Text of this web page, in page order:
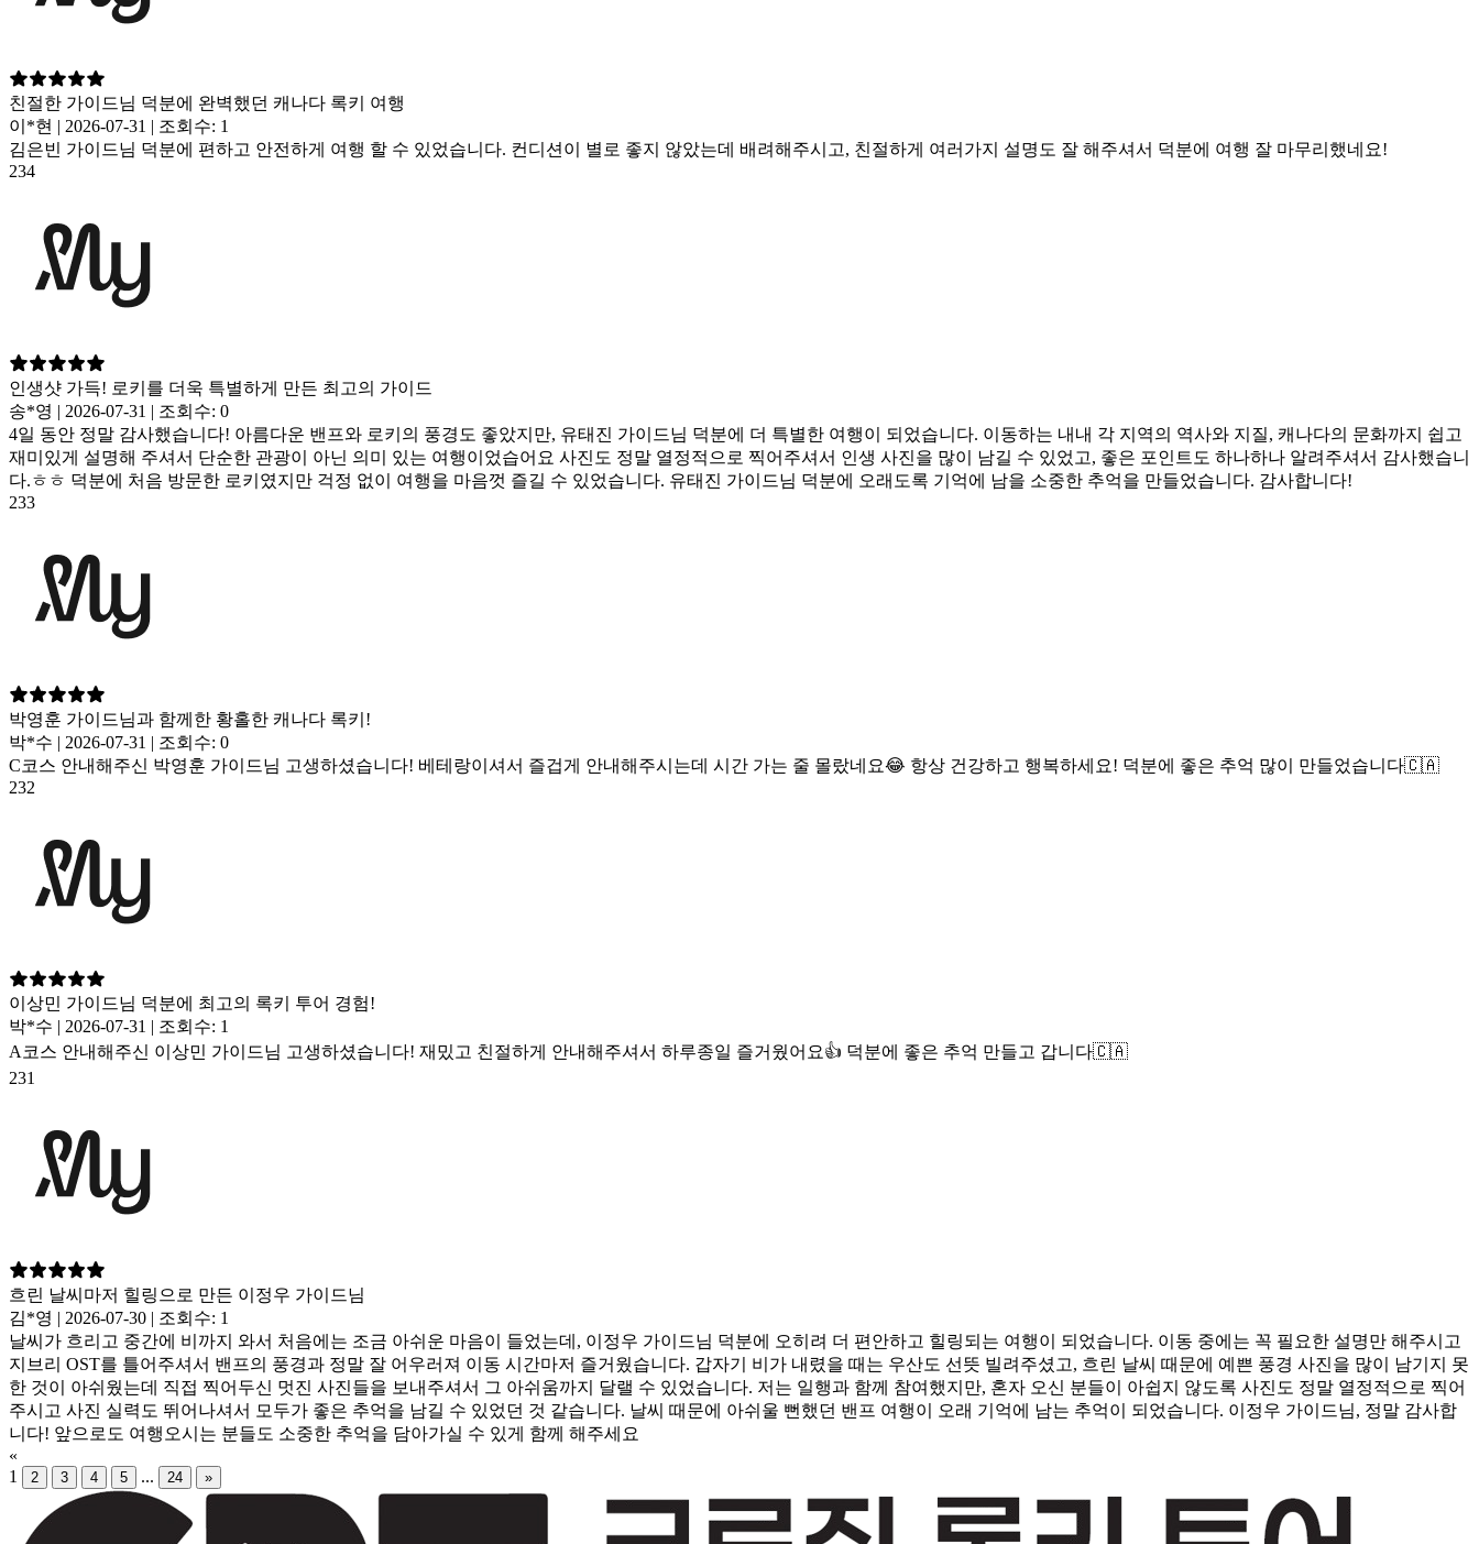
친절한 가이드님 덕분에 완벽했던 캐나다 록키 여행
이*현 | 2026-07-31 | 조회수: 1
김은빈 가이드님 덕분에 편하고 안전하게 여행 할 수 있었습니다. 컨디션이 별로 좋지 않았는데 배려해주시고, 친절하게 여러가지 설명도 잘 해주셔서 덕분에 여행 잘 마무리했네요!
234
인생샷 가득! 로키를 더욱 특별하게 만든 최고의 가이드
송*영 | 2026-07-31 | 조회수: 0
4일 동안 정말 감사했습니다! 아름다운 밴프와 로키의 풍경도 좋았지만, 유태진 가이드님 덕분에 더 특별한 여행이 되었습니다. 이동하는 내내 각 지역의 역사와 지질, 캐나다의 문화까지 쉽고
재미있게 설명해 주셔서 단순한 관광이 아닌 의미 있는 여행이었습어요 사진도 정말 열정적으로 찍어주셔서 인생 사진을 많이 남길 수 있었고, 좋은 포인트도 하나하나 알려주셔서 감사했습니
다.ㅎㅎ 덕분에 처음 방문한 로키였지만 걱정 없이 여행을 마음껏 즐길 수 있었습니다. 유태진 가이드님 덕분에 오래도록 기억에 남을 소중한 추억을 만들었습니다. 감사합니다!
233
박영훈 가이드님과 함께한 황홀한 캐나다 록키!
박*수 | 2026-07-31 | 조회수: 0
C코스 안내해주신 박영훈 가이드님 고생하셨습니다! 베테랑이셔서 즐겁게 안내해주시는데 시간 가는 줄 몰랐네요😂 항상 건강하고 행복하세요! 덕분에 좋은 추억 많이 만들었습니다🇨🇦
232
이상민 가이드님 덕분에 최고의 록키 투어 경험!
박*수 | 2026-07-31 | 조회수: 1
A코스 안내해주신 이상민 가이드님 고생하셨습니다! 재밌고 친절하게 안내해주셔서 하루종일 즐거웠어요👍 덕분에 좋은 추억 만들고 갑니다🇨🇦
231
흐린 날씨마저 힐링으로 만든 이정우 가이드님
김*영 | 2026-07-30 | 조회수: 1
날씨가 흐리고 중간에 비까지 와서 처음에는 조금 아쉬운 마음이 들었는데, 이정우 가이드님 덕분에 오히려 더 편안하고 힐링되는 여행이 되었습니다. 이동 중에는 꼭 필요한 설명만 해주시고
지브리 OST를 틀어주셔서 밴프의 풍경과 정말 잘 어우러져 이동 시간마저 즐거웠습니다. 갑자기 비가 내렸을 때는 우산도 선뜻 빌려주셨고, 흐린 날씨 때문에 예쁜 풍경 사진을 많이 남기지 못
한 것이 아쉬웠는데 직접 찍어두신 멋진 사진들을 보내주셔서 그 아쉬움까지 달랠 수 있었습니다. 저는 일행과 함께 참여했지만, 혼자 오신 분들이 아쉽지 않도록 사진도 정말 열정적으로 찍어
주시고 사진 실력도 뛰어나셔서 모두가 좋은 추억을 남길 수 있었던 것 같습니다. 날씨 때문에 아쉬울 뻔했던 밴프 여행이 오래 기억에 남는 추억이 되었습니다. 이정우 가이드님, 정말 감사합
니다! 앞으로도 여행오시는 분들도 소중한 추억을 담아가실 수 있게 함께 해주세요
«
1
2 3 4 5 ... 24 »